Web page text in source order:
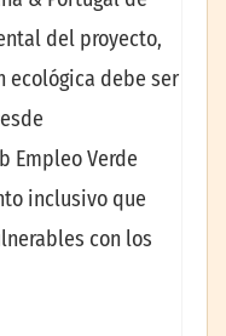
del proyecto,
ecológica debe ser
Empleo Verde
inclusivo que
con los